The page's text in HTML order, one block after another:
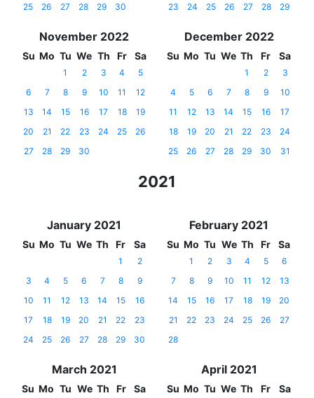
25
26 27 28 29 30
23
24 25 26 27 28 29
November 2022
Su Mo Tu We Th Fr Sa
1 2 3 4
5
6
7 8 9 10 11
12
13
14 15 16 17 18
19
20
21 22 23 24 25
26
27
28 29 30
December 2022
Su Mo Tu We Th Fr Sa
1 2
3
4
5 6 7 8 9
10
11
12 13 14 15 16
17
18
19 20 21 22 23
24
25
26 27 28 29 30 31
2021
January 2021
Su Mo Tu We Th Fr Sa
1
2
3
4 5 6 7 8
9
10
11 12 13 14 15
16
17
18 19 20 21 22
23
24
25 26 27 28 29 30
February 2021
Su Mo Tu We Th Fr Sa
1 2 3 4 5
6
7
8 9 10 11 12
13
14
15 16 17 18 19
20
21
22 23 24 25 26
27
28
March 2021
Su Mo Tu We Th Fr Sa
April 2021
Su Mo Tu We Th Fr Sa